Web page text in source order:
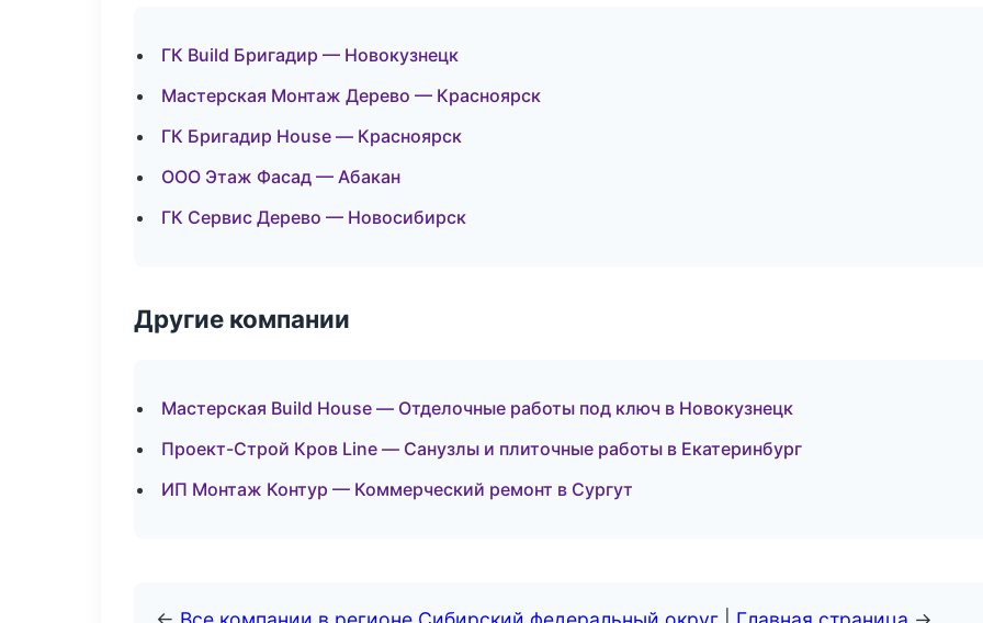
ГК Build Бригадир — Новокузнецк
Мастерская Монтаж Дерево — Красноярск
ГК Бригадир House — Красноярск
ООО Этаж Фасад — Абакан
ГК Сервис Дерево — Новосибирск
Другие компании
Мастерская Build House — Отделочные работы под ключ в Новокузнецк
Проект-Строй Кров Line — Санузлы и плиточные работы в Екатеринбург
ИП Монтаж Контур — Коммерческий ремонт в Сургут